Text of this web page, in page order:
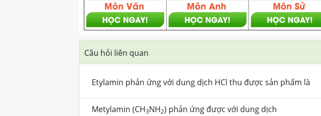
Câu hỏi liên quan
Etylamin phản ứng với dung dịch HCl thu được sản phẩm là
Metylamin (CH3NH2) phản ứng được với dung dịch